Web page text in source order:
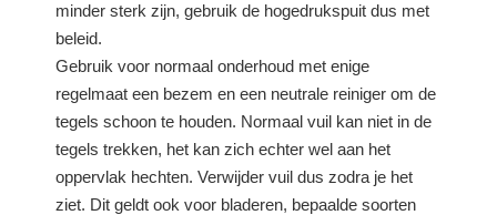
minder sterk zijn, gebruik de hogedrukspuit dus met
beleid.
Gebruik voor normaal onderhoud met enige
regelmaat een bezem en een neutrale reiniger om de
tegels schoon te houden. Normaal vuil kan niet in de
tegels trekken, het kan zich echter wel aan het
oppervlak hechten. Verwijder vuil dus zodra je het
ziet. Dit geldt ook voor bladeren, bepaalde soorten